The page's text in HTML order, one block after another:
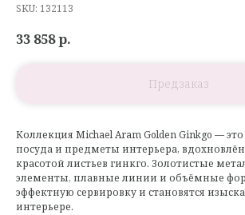
SKU: 132113
33 858р.
Коллекция Michael Aram Golden Ginkgo —
посуда и предметы интерьера,
красотой листьев гинкго. Золотистые
элементы, плавные линии и объёмные
эффектную сервировку и становятся
интерьере.